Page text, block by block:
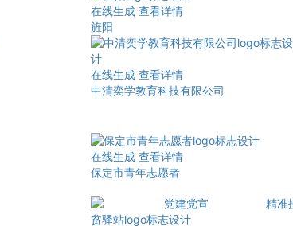
在线生成 查看详情
旌阳
在线生成 查看详情
中清奕学教育科技有限公司
在线生成 查看详情
保定市青年志愿者